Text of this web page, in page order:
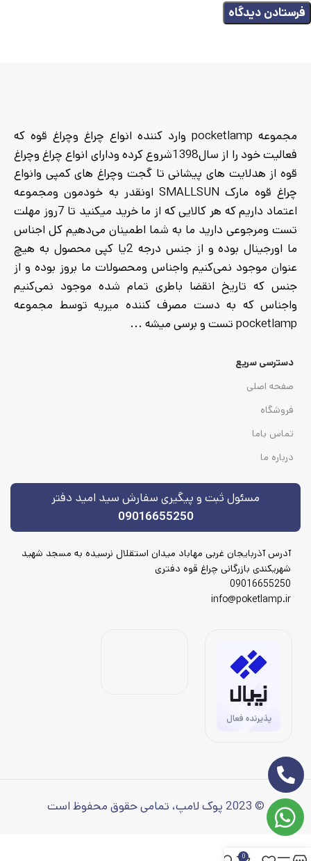
مجموعه pocketlamp وارد کننده انواع چراغ وچراغ قوه که
فعالیت خود را از سال1398شروع کرده ودارای انواع چراغ وچراغ
قوه از هدلایت های پیشانی تا گجت وچراغ های کمپی وانواع
چراغ قوه مارک SMALLSUN اونقدر به خودمون ومجموعه
اعتماد داریم که هر کالایی که از ما خرید میکنید تا 7روز مهلت
تست ومرجوعی دارید ما به شما اطمینان می‌دهیم کل اجناس
ما اورجینال بوده و از جنس درجه 2یا کپی محصول به هیچ
عنوان موجود نمی‌کنیم واجناس ومحصولات ما بروز بوده و از
جنس که تاریخ انقضا باطری تمام شده موجود نمی‌کنیم
واجناس که به دست مصرف کننده میریه توسط مجموعه
pocketlamp تست و برسی میشه ...
دسترسی سریع
صفحه اصلی
فروشگاه
تماس باما
درباره ما
مسئول ثبت و پیگیری سفارش سید امید دفتر
09016655250
آدرس آذربایجان غربی مهاباد میدان استقلال نرسیده به مسجد شهید
شهریکندی بازرگانی چراغ قوه دفتری
09016655250
info@poketlamp.ir
© 2023 پوک لامپ، تمامی حقوق محفوظ است
0